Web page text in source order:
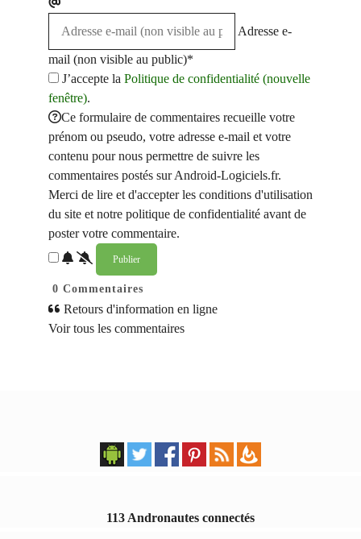
Adresse e-
mail (non visible au public)*
J’accepte la Politique de confidentialité (nouvelle
fenêtre).
Ce formulaire de commentaires recueille votre
prénom ou pseudo, votre adresse e-mail et votre
contenu pour nous permettre de suivre les
commentaires postés sur Android-Logiciels.fr.
Merci de lire et d'accepter les conditions d'utilisation
du site et notre politique de confidentialité avant de
poster votre commentaire.
0 Commentaires
Retours d'information en ligne
Voir tous les commentaires
113 Andronautes connectés